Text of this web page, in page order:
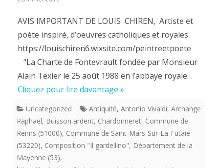
Chiren,
Maître
imagier
«
flotte
providentialiste”
AVIS IMPORTANT DE LOUIS CHIREN, Artiste et
poète inspiré, d’oeuvres catholiques et royales
https://louischiren6.wixsite.com/peintreetpoete
“La Charte de Fontevrault fondée par Monsieur
Alain Texier le 25 août 1988 en l’abbaye royale…
Cliquez pour lire davantage »
Uncategorized Antiquité, Antonio Vivaldi, Archange
Raphaël, Buisson ardent, Chardonneret, Commune de
Reims (51000), Commune de Saint-Mars-Sur-La-Futaie
(53220), Composition "Il gardellino", Département de la
Mayenne (53),